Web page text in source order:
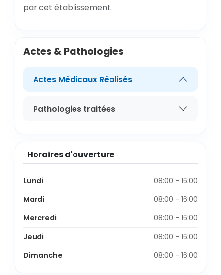
par cet établissement.
Actes & Pathologies
Actes Médicaux Réalisés
Pathologies traitées
Horaires d'ouverture
Lundi
08:00 - 16:00
Mardi
08:00 - 16:00
Mercredi
08:00 - 16:00
Jeudi
08:00 - 16:00
Dimanche
08:00 - 16:00